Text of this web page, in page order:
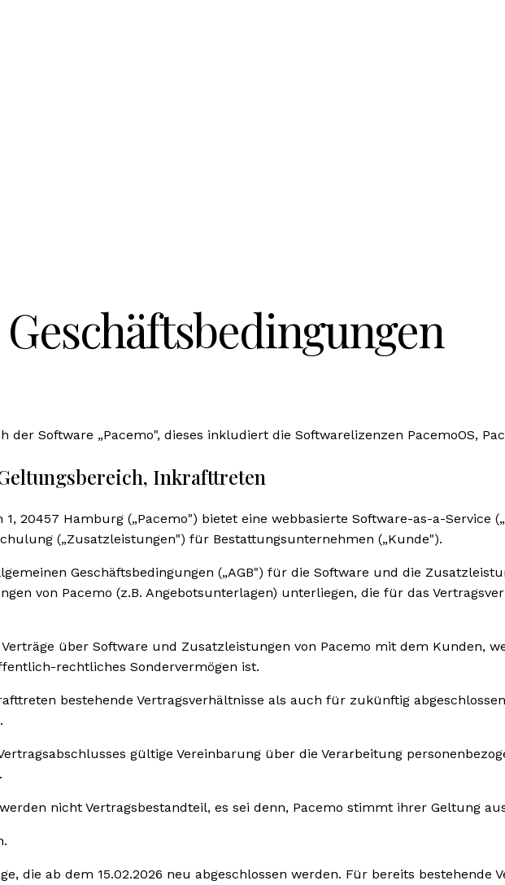
der Software „Pacemo", dieses inkludiert die Softwarelizenzen PacemoOS,
Inkrafttreten
1, 20457 Hamburg („Pacemo") bietet eine webbasierte Software-as-a-Service
(„Zusatzleistungen") für Bestattungsunternehmen („Kunde").
Geschäftsbedingungen („AGB") für die Software und die
von Pacemo (z.B. Angebotsunterlagen) unterliegen, die für das
über Software und Zusatzleistungen von Pacemo mit dem Kunden,
rechtliches Sondervermögen ist.
bestehende Vertragsverhältnisse als auch für zukünftig
gültige Vereinbarung über die Verarbeitung
nicht Vertragsbestandteil, es sei denn, Pacemo stimmt ihrer Geltung
die ab dem 15.02.2026 neu abgeschlossen werden. Für bereits